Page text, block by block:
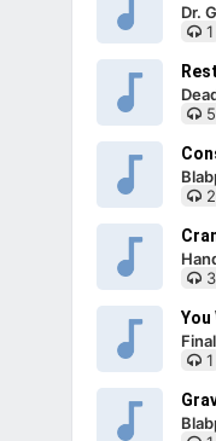
Dr.
1
5
2
3
You
1